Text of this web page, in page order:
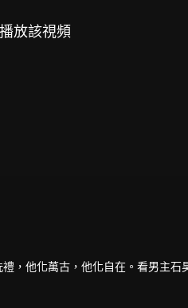
放該視頻
，他化萬古，他化自在。看男主石